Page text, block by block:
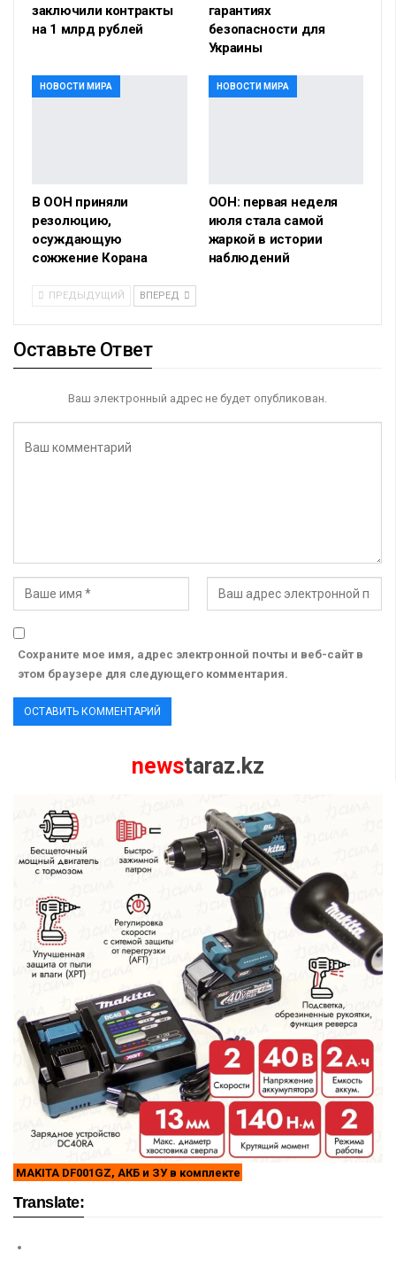
заключили контракты
на 1 млрд рублей
гарантиях
безопасности для
Украины
НОВОСТИ МИРА
В ООН приняли
резолюцию,
осуждающую
сожжение Корана
НОВОСТИ МИРА
ООН: первая неделя
июля стала самой
жаркой в истории
наблюдений
ПРЕДЫДУЩИЙ ВПЕРЕД
Оставьте Ответ
Ваш электронный адрес не будет опубликован.
Сохраните мое имя, адрес электронной почты и веб-сайт в
этом браузере для следующего комментария.
newstaraz.kz
MAKITA DF001GZ, АКБ и ЗУ в комплекте
Translate: